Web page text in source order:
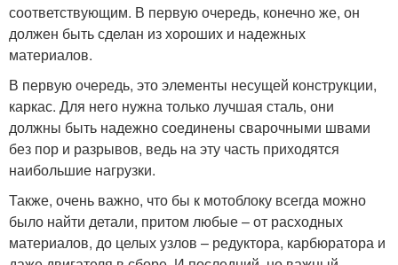
соответствующим. В первую очередь, конечно же, он
должен быть сделан из хороших и надежных
материалов.
В первую очередь, это элементы несущей конструкции,
каркас. Для него нужна только лучшая сталь, они
должны быть надежно соединены сварочными швами
без пор и разрывов, ведь на эту часть приходятся
наибольшие нагрузки.
Также, очень важно, что бы к мотоблоку всегда можно
было найти детали, притом любые – от расходных
материалов, до целых узлов – редуктора, карбюратора и